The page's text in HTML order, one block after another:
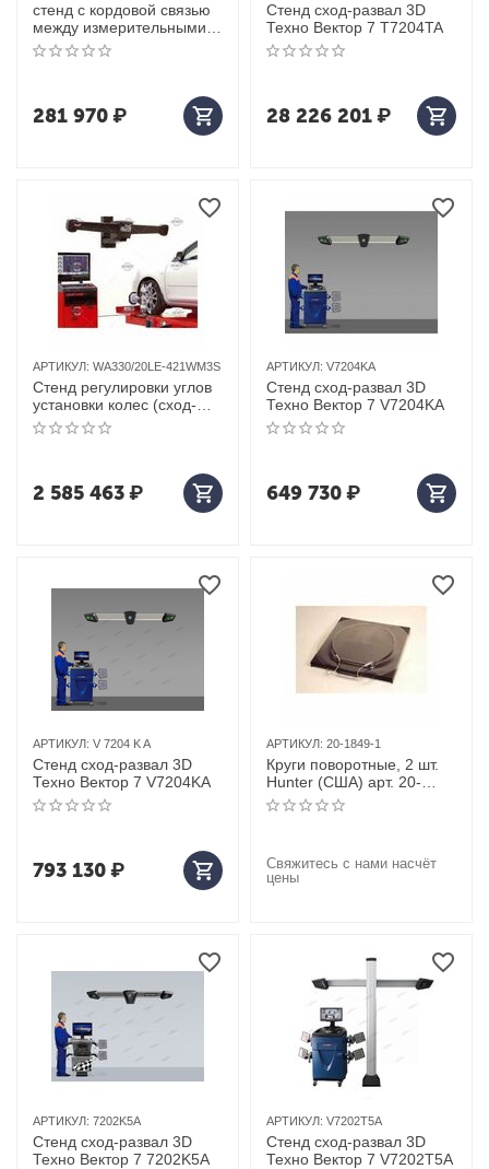
стенд с кордовой связью
между измерительными
приборами техновектор 4
т4108
281 970₽
Стенд сход-развал 3D
Техно Вектор 7 T7204TA
28 226 201₽
АРТИКУЛ: WA330/20LE-421WM3S
Стенд регулировки углов
установки колес (сход-
развал) Hunter (США) арт.
WA330/20LE-421WM3S
2 585 463₽
АРТИКУЛ: V7204KA
Стенд сход-развал 3D
Техно Вектор 7 V7204KA
649 730₽
АРТИКУЛ: V 7204 K A
Стенд сход-развал 3D
Техно Вектор 7 V7204KA
793 130₽
АРТИКУЛ: 20-1849-1
Круги поворотные, 2 шт.
Hunter (США) арт. 20-
1849-1
Свяжитесь с нами насчёт
цены
АРТИКУЛ: 7202K5A
Стенд сход-развал 3D
Техно Вектор 7 7202K5A
АРТИКУЛ: V7202T5A
Стенд сход-развал 3D
Техно Вектор 7 V7202T5A